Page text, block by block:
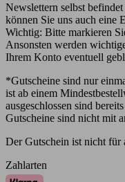
Newslettern selbst
können Sie uns auch eine
Wichtig: Bitte markieren
Ansonsten werden
Ihrem Konto eventuell
*Gutscheine sind nur
ist ab einem
ausgeschlossen sind
Gutscheine sind nicht mit
Der Gutschein ist nicht für
Zahlarten